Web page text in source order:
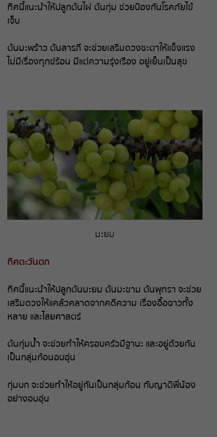
ทิศนี้แนะนำให้ปลูกต้นไผ่ ต้นกุ่ม ช่วยป้องกันโรคภัยไข้
เจ็บ
ต้นมะพร้าว ต้นสารภี จะช่วยเสริมดวงชะตาให้แข็งแรง
ไม่มีเรื่องทุกข์ร้อน มีแต่ความรุ่งเรือง อยู่เย็นเป็นสุข
มะยม
ทิศตะวันตก
ทิศนี้แนะนำให้ปลูกต้นมะยม ต้นมะขาม ต้นพุทรา จะช่วย
เสริมดวงให้แคล้วคลาดจากคดีความ เรื่องอื้อฉาวทั้ง
หลาย และไสยศาสตร์
ต้นกุ่มน้ำ จะช่วยทำให้ครอบครัวมีฐานะ และอยู่ด้วยกัน
เป็นกลุ่มก้อนอบอุ่น
กุ่มบก จะช่วยทำให้อยู่กันเป็นกลุ่มก้อน กับญาติพี่น้อง
อย่างอบอุ่น